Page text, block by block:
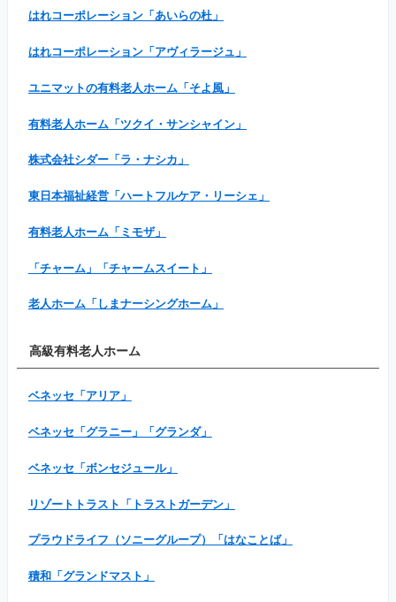
はれコーポレーション「あいらの杜」
はれコーポレーション「アヴィラージュ」
ユニマットの有料老人ホーム「そよ風」
有料老人ホーム「ツクイ・サンシャイン」
株式会社シダー「ラ・ナシカ」
東日本福祉経営「ハートフルケア・リーシェ」
有料老人ホーム「ミモザ」
「チャーム」「チャームスイート」
老人ホーム「しまナーシングホーム」
高級有料老人ホーム
ベネッセ「アリア」
ベネッセ「グラニー」「グランダ」
ベネッセ「ボンセジュール」
リゾートトラスト「トラストガーデン」
プラウドライフ（ソニーグループ）「はなことば」
積和「グランドマスト」